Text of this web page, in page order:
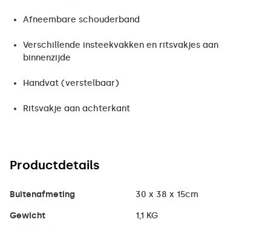
Afneembare schouderband
Verschillende insteekvakken en ritsvakjes aan
binnenzijde
Handvat (verstelbaar)
Ritsvakje aan achterkant
Productdetails
Buitenafmeting 30 x 38 x 15cm
Gewicht 1,1 KG